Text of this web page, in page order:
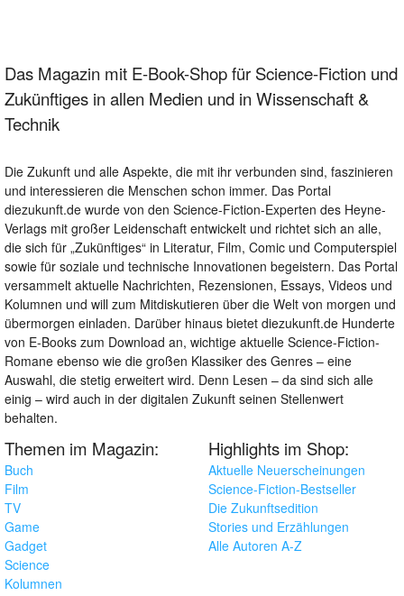
Das Magazin mit E-Book-Shop für Science-Fiction und
Zukünftiges in allen Medien und in Wissenschaft &
Technik
Die Zukunft und alle Aspekte, die mit ihr verbunden sind, faszinieren
und interessieren die Menschen schon immer. Das Portal
diezukunft.de wurde von den Science-Fiction-Experten des Heyne-
Verlags mit großer Leidenschaft entwickelt und richtet sich an alle,
die sich für „Zukünftiges“ in Literatur, Film, Comic und Computerspiel
sowie für soziale und technische Innovationen begeistern. Das Portal
versammelt aktuelle Nachrichten, Rezensionen, Essays, Videos und
Kolumnen und will zum Mitdiskutieren über die Welt von morgen und
übermorgen einladen. Darüber hinaus bietet diezukunft.de Hunderte
von E-Books zum Download an, wichtige aktuelle Science-Fiction-
Romane ebenso wie die großen Klassiker des Genres – eine
Auswahl, die stetig erweitert wird. Denn Lesen – da sind sich alle
einig – wird auch in der digitalen Zukunft seinen Stellenwert
behalten.
Themen im Magazin:
Buch
Film
TV
Game
Gadget
Science
Kolumnen
Highlights im Shop:
Aktuelle Neuerscheinungen
Science-Fiction-Bestseller
Die Zukunftsedition
Stories und Erzählungen
Alle Autoren A-Z